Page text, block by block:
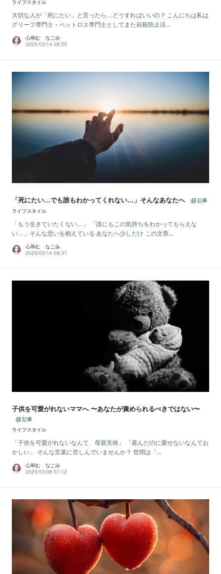
ライフスタイル
大切な人が「死にたい」と言ったら…どうすればいいの？ こんにちは私は
グリーフ専門士・ペットロス専門士としてまた自殺防止活...
心和む なごみ
2025/03/14 08:55
「死にたい…でも誰もわかってくれない…」そんなあなたへ
記事
ライフスタイル
「もう生きていたくない…」 「誰にもこの気持ちをわかってもらえな
い…」そんな思いを抱えている あなたへ少しだけ この文章...
心和む なごみ
2025/03/14 08:37
子供を可愛がれないママへ 〜あなたが責められるべきではない〜
記事
ライフスタイル
「子供を可愛がれないなんて、母親失格」 「産んだのに愛せないなんてお
かしい」 そんな言葉に苦しんでいませんか？ 世間は「...
心和む なごみ
2025/03/08 07:12